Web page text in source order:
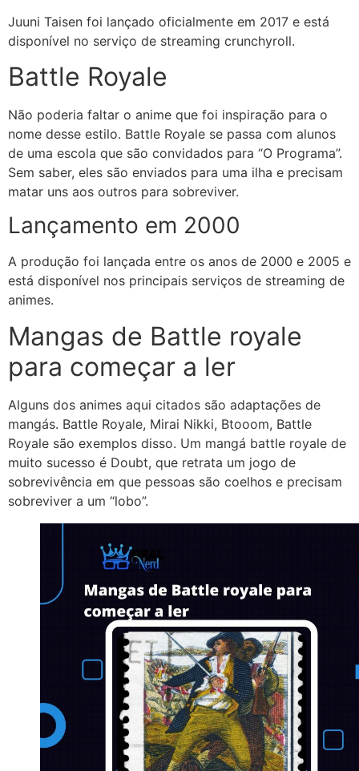
Juuni Taisen foi lançado oficialmente em 2017 e está
disponível no serviço de streaming crunchyroll.
Battle Royale
Não poderia faltar o anime que foi inspiração para o
nome desse estilo. Battle Royale se passa com alunos
de uma escola que são convidados para “O Programa”.
Sem saber, eles são enviados para uma ilha e precisam
matar uns aos outros para sobreviver.
Lançamento em 2000
A produção foi lançada entre os anos de 2000 e 2005 e
está disponível nos principais serviços de streaming de
animes.
Mangas de Battle royale
para começar a ler
Alguns dos animes aqui citados são adaptações de
mangás. Battle Royale, Mirai Nikki, Btooom, Battle
Royale são exemplos disso. Um mangá battle royale de
muito sucesso é Doubt, que retrata um jogo de
sobrevivência em que pessoas são coelhos e precisam
sobreviver a um “lobo”.